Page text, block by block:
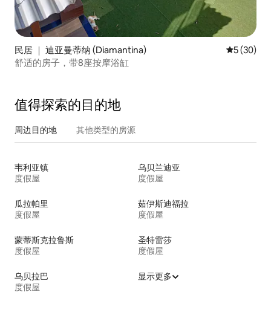
民居 ｜ 迪亚曼蒂纳 (Diamantina) 平均评分
5 (30)
舒适的房子，带8座按摩浴缸
值得探索的目的地
周边目的地 其他类型的房源
韦利亚镇
度假屋
乌贝兰迪亚
度假屋
瓜拉帕里
度假屋
茹伊斯迪福拉
度假屋
蒙蒂斯克拉鲁斯
度假屋
圣特雷莎
度假屋
乌贝拉巴
度假屋
显示更多